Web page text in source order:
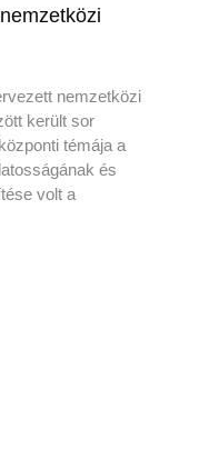
nemzetközi
került sor
témája a
és
volt a